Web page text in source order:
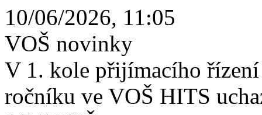
10/06/2026, 11:05
VOŠ novinky
V 1. kole přijímacího
ročníku ve VOŠ HITS